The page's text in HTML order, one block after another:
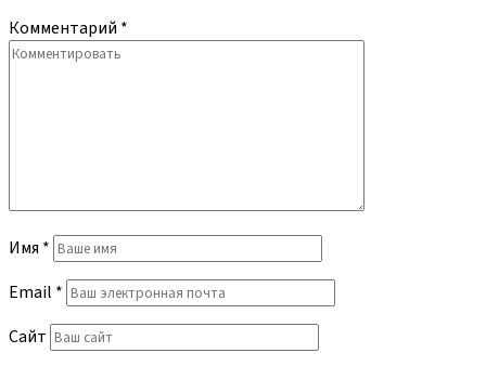
Комментарий *
Имя *
Email *
Сайт